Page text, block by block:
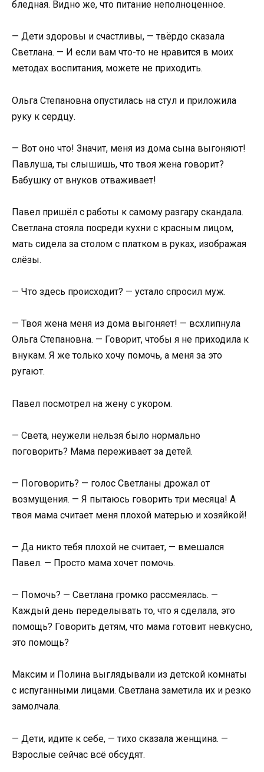
бледная. Видно же, что питание неполноценное.
— Дети здоровы и счастливы, — твёрдо сказала
Светлана. — И если вам что-то не нравится в моих
методах воспитания, можете не приходить.
Ольга Степановна опустилась на стул и приложила
руку к сердцу.
— Вот оно что! Значит, меня из дома сына выгоняют!
Павлуша, ты слышишь, что твоя жена говорит?
Бабушку от внуков отваживает!
Павел пришёл с работы к самому разгару скандала.
Светлана стояла посреди кухни с красным лицом,
мать сидела за столом с платком в руках, изображая
слёзы.
— Что здесь происходит? — устало спросил муж.
— Твоя жена меня из дома выгоняет! — всхлипнула
Ольга Степановна. — Говорит, чтобы я не приходила к
внукам. Я же только хочу помочь, а меня за это
ругают.
Павел посмотрел на жену с укором.
— Света, неужели нельзя было нормально
поговорить? Мама переживает за детей.
— Поговорить? — голос Светланы дрожал от
возмущения. — Я пытаюсь говорить три месяца! А
твоя мама считает меня плохой матерью и хозяйкой!
— Да никто тебя плохой не считает, — вмешался
Павел. — Просто мама хочет помочь.
— Помочь? — Светлана громко рассмеялась. —
Каждый день переделывать то, что я сделала, это
помощь? Говорить детям, что мама готовит невкусно,
это помощь?
Максим и Полина выглядывали из детской комнаты
с испуганными лицами. Светлана заметила их и резко
замолчала.
— Дети, идите к себе, — тихо сказала женщина. —
Взрослые сейчас всё обсудят.